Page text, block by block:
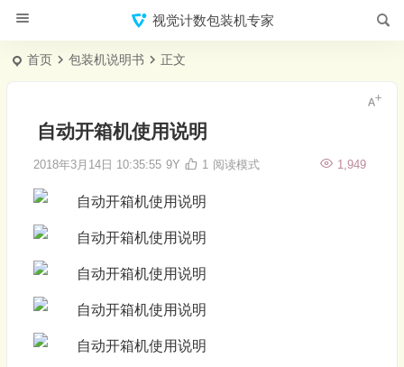
视觉计数包装机专家
首页 包装机说明书 正文
自动开箱机使用说明
2018年3月14日 10:35:55 9Y 1,949
1 阅读模式